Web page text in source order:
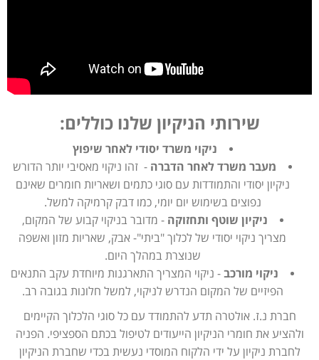
שירותי הניקיון שלנו כוללים:
ניקוי משרד יסודי לאחר שיפוץ
מעבר משרד לאחר הדברה - זהו ניקוי מאסיבי יותר הדורש
ניקיון יסודי והתמודדות עם סוגי כתמים ושאריות חומרים שאינם
נפוצים בשימוש יום יומי, כמו דבק קרמיקה למשל.
ניקיון שוטף ותחזוקה - מדובר בניקוי קבוע של המקום,
מצריך ניקוי יסודי של לכלוך "ביתי"- אבק, שאריות מזון ואשפה
שנוצרת במהלך היום.
ניקוי מורכב - ניקוי המצריך התארגנות מיוחדת עקב התנאים
הפיזיים של המקום הנדרש לניקוי, למשל חלונות בגובה רב.
חברת נ.ז. אולטרה תדע להתמודד עם כל סוגי הלכלוך הקיימים
ולהציע את חומרי הניקיון הייעודים לטיפול בכתם הספציפי. הפניה
לחברת ניקיון על ידי הלקוח המוסדי נעשית בכדי שחברת הניקיון